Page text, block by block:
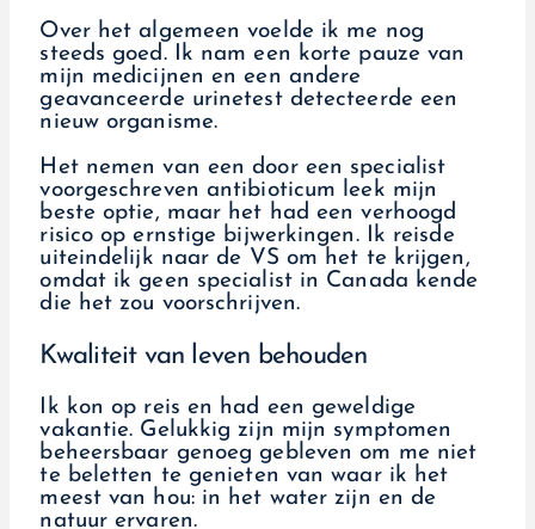
Over het algemeen voelde ik me nog
steeds goed. Ik nam een korte pauze van
mijn medicijnen en een andere
geavanceerde urinetest detecteerde een
nieuw organisme.
Het nemen van een door een specialist
voorgeschreven antibioticum leek mijn
beste optie, maar het had een verhoogd
risico op ernstige bijwerkingen. Ik reisde
uiteindelijk naar de VS om het te krijgen,
omdat ik geen specialist in Canada kende
die het zou voorschrijven.
Kwaliteit van leven behouden
Ik kon op reis en had een geweldige
vakantie. Gelukkig zijn mijn symptomen
beheersbaar genoeg gebleven om me niet
te beletten te genieten van waar ik het
meest van hou: in het water zijn en de
natuur ervaren.